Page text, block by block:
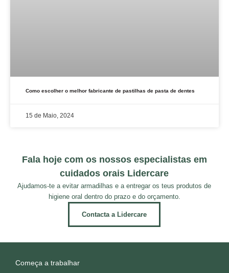
Como escolher o melhor fabricante de pastilhas de pasta de dentes
15 de Maio, 2024
Fala hoje com os nossos especialistas em
cuidados orais Lidercare
Ajudamos-te a evitar armadilhas e a entregar os teus produtos de
higiene oral dentro do prazo e do orçamento.
Contacta a Lidercare
Começa a trabalhar